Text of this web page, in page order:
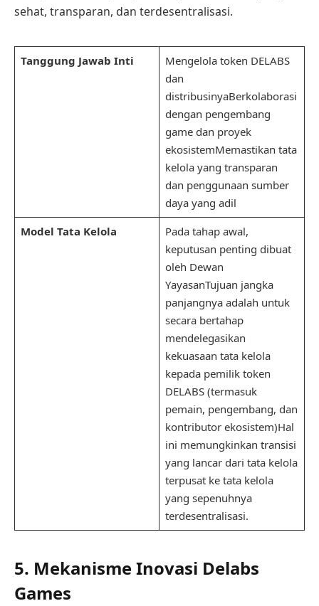
sehat, transparan, dan terdesentralisasi.
Tanggung Jawab Inti
Mengelola token DELABS
dan
distribusinyaBerkolaborasi
dengan pengembang
game dan proyek
ekosistemMemastikan tata
kelola yang transparan
dan penggunaan sumber
daya yang adil
Model Tata Kelola
Pada tahap awal,
keputusan penting dibuat
oleh Dewan
YayasanTujuan jangka
panjangnya adalah untuk
secara bertahap
mendelegasikan
kekuasaan tata kelola
kepada pemilik token
DELABS (termasuk
pemain, pengembang, dan
kontributor ekosistem)Hal
ini memungkinkan transisi
yang lancar dari tata kelola
terpusat ke tata kelola
yang sepenuhnya
terdesentralisasi.
5. Mekanisme Inovasi Delabs
Games